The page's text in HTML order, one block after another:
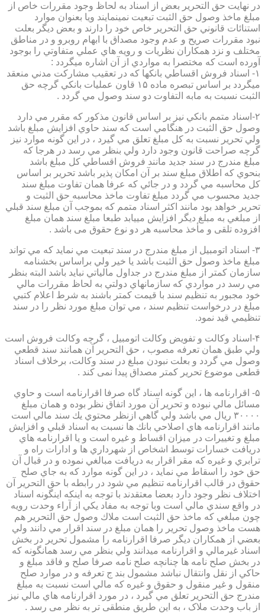
در نهايت حق التحرير بعض از اسناد به لحاظ وجود مقررات خاص از
مبلغ ماخذ وصول حق الثبت تبعيت نمينمايند ويا بعنوان موارد
استنائات قانوني حق التحرير خاص خود را دارند و بعض ديگر بعلت
نبود مقررات صريح و عدم وجود مصداق با ابهام روبرو و در مناطق
مختلف و نزد همكاران نظريات و رويه هاي عملي متفاوتي را بوجود
آورده است كه مختصرا به مواردي از آن اشاره ميگردد :
۱- اسناد فروش اقساطي بانكها كه در تعقيب مشاركت مدني منعقد
ميگردد بر اساس تبصره ماده ۱۵ قاون عمليات بانكي گرچه حق
الثبت نسبت به مابه التفاوت دو سند وصول مي گردد .
۲-اسناد متمم بانكي نيز بر اساس قانون مذكور كه مقرر مي دارد
وصول حق الثبت در هنگامي است كه سند حاوي افزايش مبلغ باشد
ولي تحرير نسبت به كل مبلغ تعلق مي گيرد ، در اين گونه موارد نيز
گرچه صراحت قانون وجود دارد ولي بنظر مي رسد در هرجا كه
مبلغ مندرج در سند جديد مانند فروش اقساطي كل مبلغ باشد
بنحوي كه اطلاق مبلغ سند بر آن امكان پذير باشد تحرير بر اساس
كل محاسبه مي گردد و در جائي كه عرفا همان تفاوت مبلغ سند
جديد محسوب مي گردد مبلغ تفاوت ماخذ محاسبه حق الثبت و
تحرير خواهد بود مانند اكثر اسناد متمم كه بموجب آن مبلغ سند قبلي
از مبلغي به مبلغ ديگر افزايش مييابد طبعا مبلغ سند همان مبلغ
افزوده تلقی و مأخذ محاسبه هر دو نوع حقوق می باشد .
۳- اسناد اتومبيل از مبلغ مندرج در سند تبعيت مي نمايد كه مي تواند
مبلغ ماخذ وصول حق الثبت باشد يا خير ولي براساس بخشنامه
سازمان كمتر از مبلغ مندرج در جداول مالياتي نبايد باشد البته بنظر
مي رسد در مواردي كه سازمانهاي دولتي به لحاظ مقررات مالي
خود مجبور به تنظيم سند با قيمت كمتر باشند به شرط اعلام كتبي
مبلغ در درخواست تنظيم سند ، مي توان مبلغ مورد نظر را در سند
تنظيمي قيد نمود.
۴-اسناد وكالت و تفويض وكالت اتومبيل ، گرچه وكالت فروش است
ولي طبق همان تعرفه مصوب ، حق التحرير آن همانند سند قطعي
وصول مي گردد و بعلت نبودن مبلغ در سند وكالت، برخلاف اسناد
قطعی موضوع تحریر کمتر مصداق پیدا نمی کند .
۵- اقرارنامه ها ، اين گونه اسناد گاه صرفا اقرارنامه است و حاوي
مسائل مالي نبوده و تحرير آن مورد اتفاق نظر بوده و همان مبلغ
۳۰۰۰۰ ريال مي باشد ولي گاهي ازنظر محتوي يك سند مالي است
مانند اقرارنامه هاي اصلاحي بانك ها نسبت به اسناد قبلي و افزايش
مبلغ و تغييرات در ميزان اقساط و غيره است و يا اقرارنامه هاي
دريافت خسارات توسط اشخاص از شهرداري ها و ادارات راه و
ترابري و غيره كه مقر اقرار به دريافت مبالغي نموده و در قبال آن
حق خود را اسقاط مي نمايد ، در اين گونه موارد كه به جاي صلح
حقوق در قالب اقرارنامه تنظيم مي شود در رابطه با حق التحرير آن
اختلاف نظر وجود دارد بعضا معتقدند با توجه به اينكه اينگونه اسناد
در واقع سندي مالي است وبا توجه به مفاد يكي از آراء وحدت رويه
چون مبلغي كه ماخذ حق الثبت است ملاك وصول حق التحرير هم
هست ماخذ وصول تحرير را همان مبلغ در سند اقرار مي دانند ولي
بعضي از همكاران ديگر صرفا اقرارنامه را مشمول تحرير در بخش
اسناد غيرمالي و اقرارنامه ميدانند ولي بنظر مي رسد همانگونه كه
در بخش صلح نامه ها چنانچه صلح نامه صرفا صلح و فاقد مبلغ و
حاكي از نقل وانتقال نباشد مشمول بند ج تعرفه و در موارد صلح
منقول و غير منقول و حقوق و غيره كه مالي است نسبت به مبلغ
مندرج حق التحرير تعلق مي گيرد ، در مورد اقرارنامه هاي مالي نيز
از باب وحدت ملاک ، به این طریق منطقی تر به نظر می رسد .